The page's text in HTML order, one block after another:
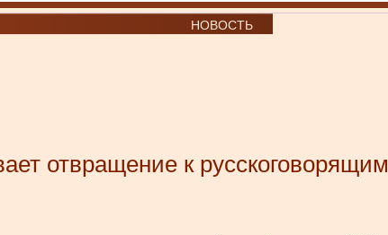
НОВОСТЬ
отвращение к русскоговорящим